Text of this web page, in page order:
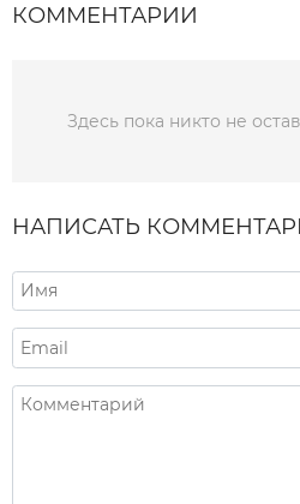
КОММЕНТАРИИ
Здесь пока никто не
НАПИСАТЬ